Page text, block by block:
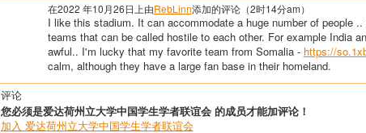
在2022 年10月26日上由RebLinn添加的评论（2时14分am）
I like this stadium. It can accommodate a huge number of people
teams that can be called hostile to each other. For example India
awful.. I'm lucky that my favorite team from Somalia - https://
calm, although they have a large fan base in their homeland.
评论
您必须是爱达荷州立大学中国学生学者联谊会 的成员才能加评论！
加入 爱达荷州立大学中国学生学者联谊会